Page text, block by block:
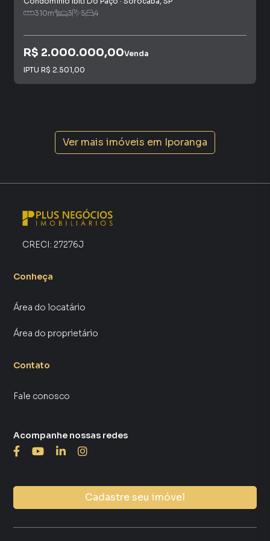
310m² 3 5 4
R$ 2.000.000,00Venda
IPTU R$ 2.501,00
Ver mais imóveis em Iporanga
CRECI: 27276J
Conheça
Área do locatário
Área do proprietário
Contato
Fale conosco
Cadastre seu imóvel
Acompanhe nossas redes